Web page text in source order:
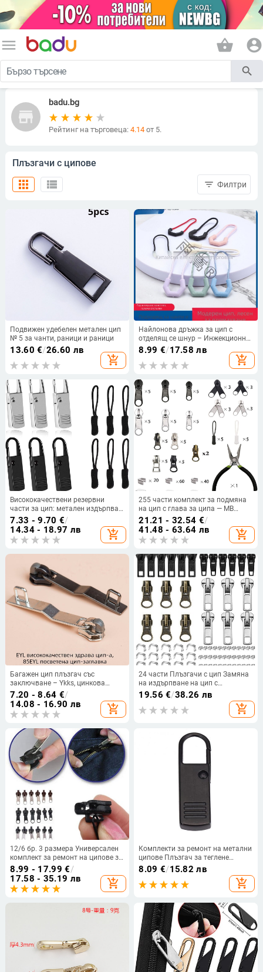
menu shopping_basket account_circle
search
store
badu.bg
Рейтинг на търговеца: 4.14от 5.
Плъзгачи с ципове
view_list
apps filter_list Филтри
Подвижен удебелен метален цип
№ 5 за чанти, раници и раници
13.60 €/26.60 лв
add_shopping_cart
Найлонова дръжка за цип с
отделящ се шнур – Инжекционно
формована принадлежност за
дрехи, якета, палатки и раници
8.99 €/17.58 лв
add_shopping_cart
Висококачествени резервни
части за цип: метален издърпвач
и плъзгач за куфари, раници,
якета и дрехи
7.33 - 9.70 €/
14.34 - 18.97 лв
add_shopping_cart
255 части комплект за подмяна
на цип с глава за ципа — MB
марка, метална конструкция, без
заключване, подходящ за
облекло, палта, портфейли,
чанти, багаж, раници, палатки и
спални чували
21.21 - 32.54 €/
41.48 - 63.64 лв
add_shopping_cart
Багажен цип плъзгач със
заключване – Ykks, цинкова
сплав, стил слонова хоботка, за
дома и чанти, специален продукт
7.20 - 8.64 €/
14.08 - 16.90 лв
add_shopping_cart
24 части Плъзгачи с цип Замяна
на издърпване на цип с
комплекти за ремонт на плъзгач
с цип за найлоново яке с ципове
Консумативи
19.56 €/38.26 лв
add_shopping_cart
12/6 бр. 3 размера Универсален
комплект за ремонт на ципове за
незабавна поправка Резервен
цип Плъзгач Спасителни зъби
Нов дизайн Ципове Шиене на
дрехи
8.99 - 17.99 €/
17.58 - 35.19 лв
add_shopping_cart
Комплекти за ремонт на метални
ципове Плъзгач за теглене
Незабавна смяна на цип за
счупена катарама Пътна чанта
Куфар Глава с цип за облекло
8.09 €/15.82 лв
add_shopping_cart